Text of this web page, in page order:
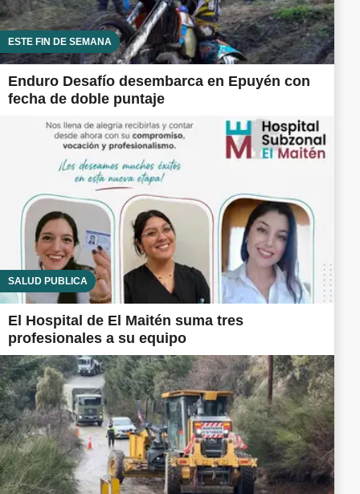
ESTE FIN DE SEMANA
Enduro Desafío desembarca en Epuyén con
fecha de doble puntaje
SALUD PÚBLICA
El Hospital de El Maitén suma tres
profesionales a su equipo